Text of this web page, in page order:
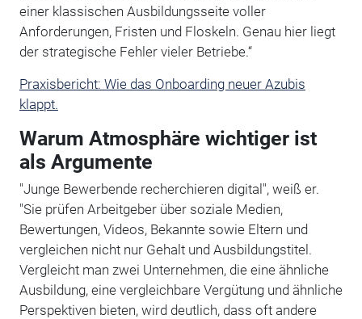
einer klassischen Ausbildungsseite voller
Anforderungen, Fristen und Floskeln. Genau hier liegt
der strategische Fehler vieler Betriebe.“
Praxisbericht: Wie das Onboarding neuer Azubis
klappt.
Warum Atmosphäre wichtiger ist
als Argumente
"Junge Bewerbende recherchieren digital", weiß er.
"Sie prüfen Arbeitgeber über soziale Medien,
Bewertungen, Videos, Bekannte sowie Eltern und
vergleichen nicht nur Gehalt und Ausbildungstitel.
Vergleicht man zwei Unternehmen, die eine ähnliche
Ausbildung, eine vergleichbare Vergütung und ähnliche
Perspektiven bieten, wird deutlich, dass oft andere